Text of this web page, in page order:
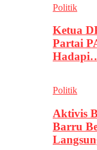
Politik
Ketua
Partai
Politik
Aktivis
Barru